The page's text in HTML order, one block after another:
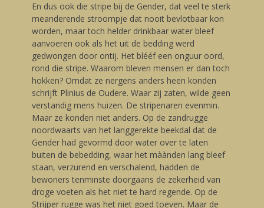
En dus ook die stripe bij de Gender, dat veel te sterk
meanderende stroompje dat nooit bevlotbaar kon
worden, maar toch helder drinkbaar water bleef
aanvoeren ook als het uit de bedding werd
gedwongen door ontij. Het blééf een onguur oord,
rond die stripe. Waarom bleven mensen er dan toch
hokken? Omdat ze nergens anders heen konden
schrijft Plinius de Oudere. Waar zij zaten, wilde geen
verstandig mens huizen. De stripenaren evenmin.
Maar ze konden niet anders. Op de zandrugge
noordwaarts van het langgerekte beekdal dat de
Gender had gevormd door water over te laten
buiten de bebedding, waar het màànden lang bleef
staan, verzurend en verschalend, hadden de
bewoners tenminste doorgaans de zekerheid van
droge voeten als het niet te hard regende. Op de
Strijper rugge was het niet goed toeven. Maar de